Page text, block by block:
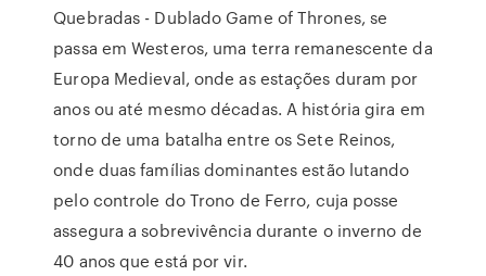
Quebradas - Dublado Game of Thrones, se
passa em Westeros, uma terra remanescente da
Europa Medieval, onde as estações duram por
anos ou até mesmo décadas. A história gira em
torno de uma batalha entre os Sete Reinos,
onde duas famílias dominantes estão lutando
pelo controle do Trono de Ferro, cuja posse
assegura a sobrevivência durante o inverno de
40 anos que está por vir.